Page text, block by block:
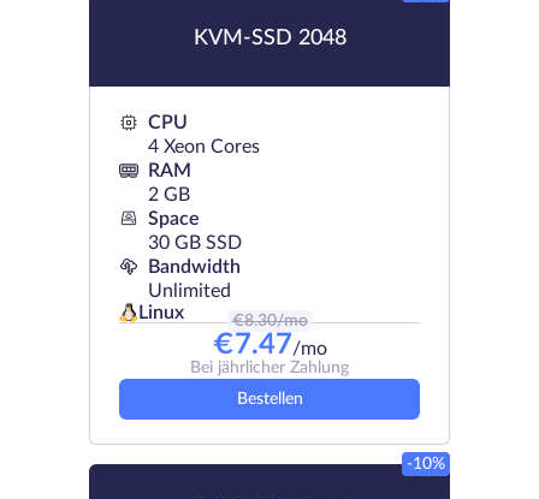
KVM-SSD 2048
CPU
4 Xeon Cores
RAM
2 GB
Space
30 GB SSD
Bandwidth
Unlimited
Linux
€8.30/mo
€7.47/mo
Bei jährlicher Zahlung
Bestellen
-10%